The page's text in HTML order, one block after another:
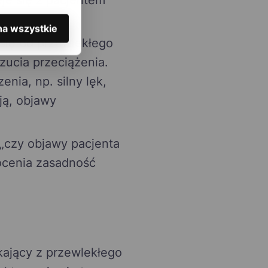
od przewlekłego
przeciążenia.
np. silny lęk,
objawy
objawy pacjenta
zasadność
z przewlekłego
wszystkie